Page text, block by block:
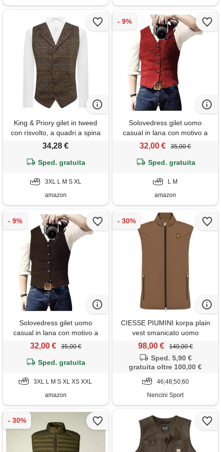
King & Priory gilet in tweed
con risvolto, a quadri a spina
di pesce, marrone noce,
34,28 €
Sped. gratuita
3XL L M S XL
amazon
Solovedress gilet uomo
casual in lana con motivo a
spina di pesce, gilet da sposo
testimoni di nozze, colore:
32,00 € 35,00 €
Sped. gratuita
L M
amazon
Solovedress gilet uomo
casual in lana con motivo a
spina di pesce, gilet da sposo
testimoni di nozze, caffè, s
32,00 € 35,00 €
Sped. gratuita
3XL L M S XL XS XXL
amazon
CIESSE PIUMINI korpa plain
vest smanicato uomo
98,00 € 140,00 €
Sped. 5,90 €
gratuita oltre 100,00 €
46;48;50;60
Nencini Sport